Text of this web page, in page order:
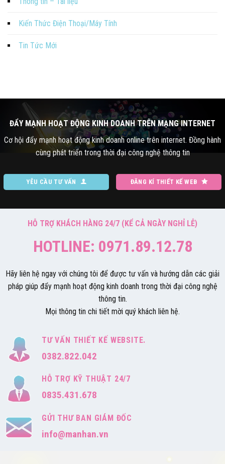
Kiến Thức Điện Thoại/Máy Tính
Tin Tức Mới
ĐẨY MẠNH HOẠT ĐỘNG KINH DOANH TRÊN MẠNG INTERNET
Cơ hội đẩy mạnh hoạt động kinh doanh online trên internet. Đồng hành
cùng phát triển trong thời đại công nghệ thông tin
YÊU CẦU TƯ VẤN ĐĂNG KÍ THIẾT KẾ WEB
HỖ TRỢ KHÁCH HÀNG 24/7 (KỂ CẢ NGÀY NGHỈ LỄ)
HOTLINE: 0971.89.12.78
Hãy liên hệ ngay với chúng tôi để được tư vấn và hướng dẫn các giải
pháp giúp đẩy mạnh hoạt động kinh doanh trong thời đại công nghệ
thông tin.
Mọi thông tin chi tiết mời quý khách liên hệ.
TƯ VẤN THIẾT KẾ WEBSITE.
0382.822.042
HỖ TRỢ KỸ THUẬT 24/7
0835.431.678
GỬI THƯ BAN GIÁM ĐỐC
info@manhan.vn